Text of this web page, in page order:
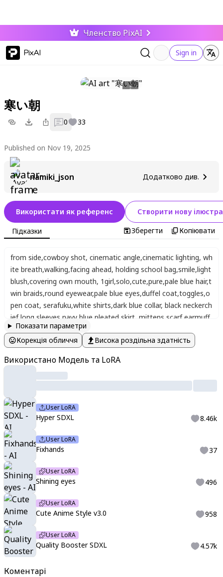
Членство PixAI
PixAI Sign in
寒い朝
0 33
Published on Nov 19, 2025
namiki_json Додатково див.
Коментарі
Використати як референс Створити нову
Підказки Зберегти Копіювати
from side,cowboy shot, cinematic angle,cinematic lighting, wh
ite breath,walking,facing ahead, holding school bag,smile,light
blush,covering own mouth, 1girl,solo,cute,pure,pale blue hair,t
win braids,round eyewear,pale blue eyes,duffel coat,toggles,o
pen coat, serafuku,white shirts,dark blue collar, black neckerch
ief,long sleeves navy blue pleated skirt mittens scarf,earmuff
s
early morning,gradient sky
ityscape,panorama,overlooking,guard rail,cold,ginkgo_tree
Показати параметри
Корекція обличчя
Висока роздільна здатність
Використано Модель та LoRA
User LoRA
Hyper SDXL 8.46k
User LoRA
Fixhands 37
User LoRA
Shining eyes 496
User LoRA
Cute Anime Style v3.0 958
User LoRA
Quality Booster SDXL 4.57k